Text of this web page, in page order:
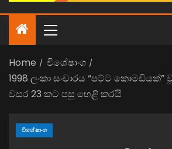
Home
විශේෂාංග
1998 ලංකා සංචාරය “පට්ට
වසර 23 කට පසු හෙළි කරයි
විශේෂාංග